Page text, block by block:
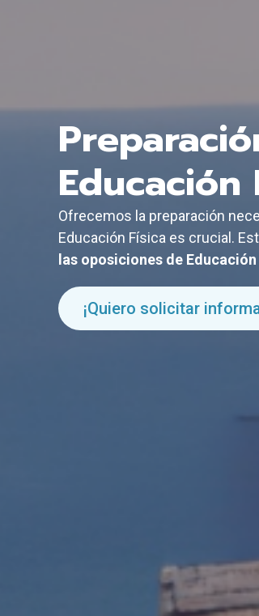
Ofrecemos la preparación
Educación Física es crucial.
las oposiciones de
¡Quiero solicitar